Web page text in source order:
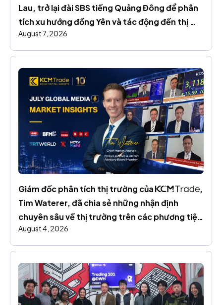
Lau, trở lại đài SBS tiếng Quảng Đông để phân
tích xu hướng đồng Yên và tác động đến thị
trường toàn cầu
August 7, 2026
Giám đốc phân tích thị trường của
,
Tim Waterer, đã chia sẻ những nhận định
chuyên sâu về thị trường trên các phương tiện
truyền thông toàn cầu trong suốt tháng 7.
August 4, 2026